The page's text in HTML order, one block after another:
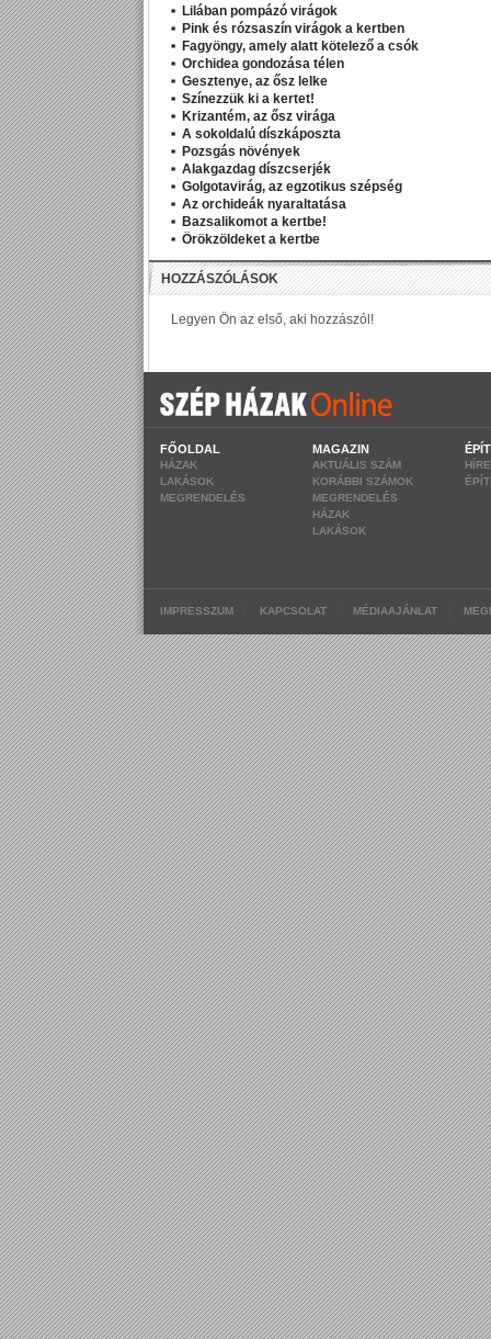
Lilában pompázó virágok
Pink és rózsaszín virágok a kertben
Fagyöngy, amely alatt kötelező a csók
Orchidea gondozása télen
Gesztenye, az ősz lelke
Színezzük ki a kertet!
Krizantém, az ősz virága
A sokoldalú díszkáposzta
Pozsgás növények
Alakgazdag díszcserjék
Golgotavirág, az egzotikus szépség
Az orchideák nyaraltatása
Bazsalikomot a kertbe!
Örökzöldeket a kertbe
FŐOLDAL
HÁZAK
LAKÁSOK
MEGRENDELÉS
MAGAZIN
AKTUÁLIS SZÁM
KORÁBBI SZÁMOK
MEGRENDELÉS
HÁZAK
LAKÁSOK
IMPRESSZUM KAPCSOLAT MÉDIAAJÁNLAT